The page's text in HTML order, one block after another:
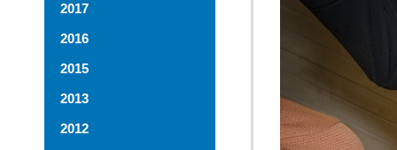
2017
2016
2015
2013
2012